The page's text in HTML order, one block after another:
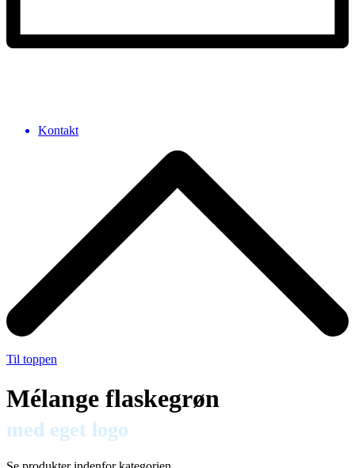
Kontakt
Til toppen
Mélange flaskegrøn
med eget logo